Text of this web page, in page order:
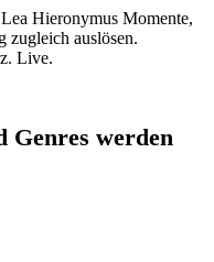
Hieronymus Momente,
zugleich auslösen.
Live.
Genres werden